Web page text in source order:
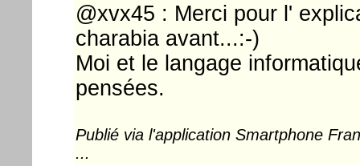
@xvx45 : Merci pour l'
charabia avant...:-)
Moi et le langage
pensées.
Publié via l'application Smartphone
...